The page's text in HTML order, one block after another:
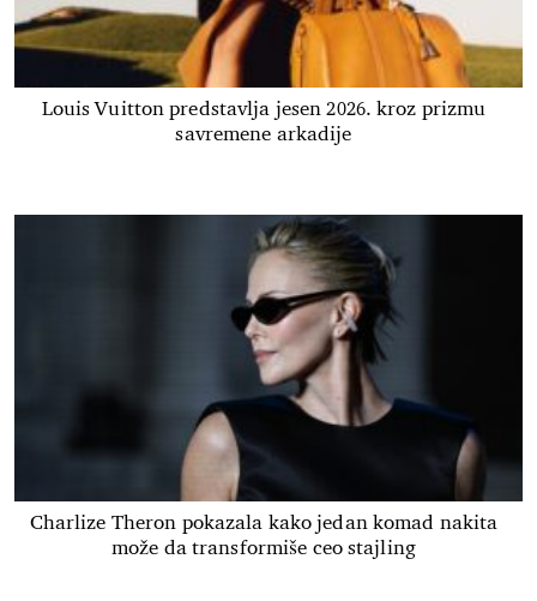
Louis Vuitton predstavlja jesen 2026. kroz prizmu
savremene arkadije
Charlize Theron pokazala kako jedan komad nakita
može da transformiše ceo stajling